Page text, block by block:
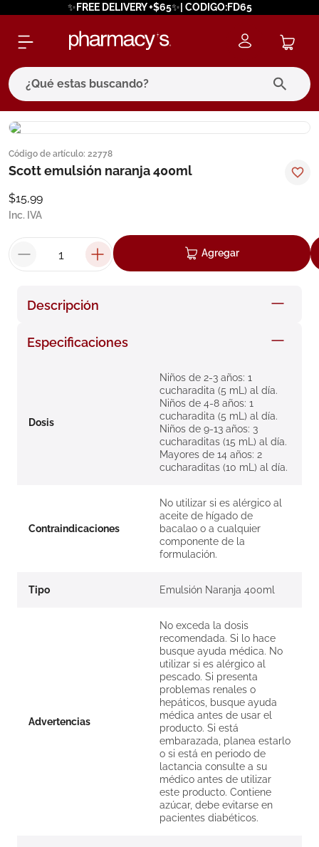
✨FREE DELIVERY +$65✨| CODIGO:FD65
¿Qué estas buscando?
Código de artículo: 22778
Scott emulsión naranja 400ml
$15,99
Inc. IVA
Agregar
Descripción
Especificaciones
Dosis
Niños de 2-3 años: 1
cucharadita (5 mL) al día.
Niños de 4-8 años: 1
cucharadita (5 mL) al día.
Niños de 9-13 años: 3
cucharaditas (15 mL) al día.
Mayores de 14 años: 2
cucharaditas (10 mL) al día.
Contraindicaciones
No utilizar si es alérgico al
aceite de hígado de
bacalao o a cualquier
componente de la
formulación.
Tipo Emulsión Naranja 400ml
Advertencias
No exceda la dosis
recomendada. Si lo hace
busque ayuda médica. No
utilizar si es alérgico al
pescado. Si presenta
problemas renales o
hepáticos, busque ayuda
médica antes de usar el
producto. Si está
embarazada, planea estarlo
o si está en periodo de
lactancia consulte a su
médico antes de utilizar
este producto. Contiene
azúcar, debe evitarse en
pacientes diabéticos.
términos más buscados
1. eucerin
3.
cerave
7. isdin